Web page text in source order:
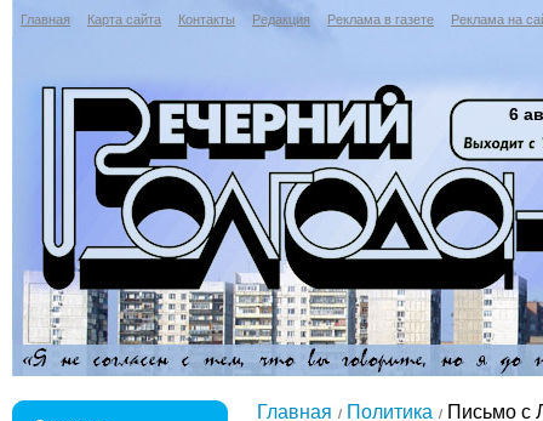
Главная Карта сайта Контакты Редакция Реклама в газете Реклама на
6
Главная Политика Письмо с